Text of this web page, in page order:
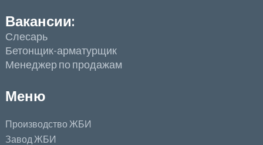
Вакансии:
Слесарь
Бетонщик-арматурщик
Менеджер по продажам
Меню
Производство ЖБИ
Завод ЖБИ